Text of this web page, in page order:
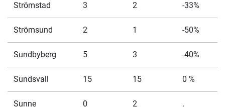
Strömstad 3 2 -33%
Strömsund 2 1 -50%
Sundbyberg 5 3 -40%
Sundsvall 15 15 0 %
Sunne 0 2 .